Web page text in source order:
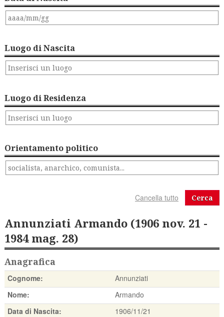
Luogo di Nascita
Luogo di Residenza
Orientamento politico
Cerca
Annunziati Armando (1906 nov. 21 -
1984 mag. 28)
Anagrafica
Cognome:
Annunziati
Nome:
Armando
Data di Nascita:
1906/11/21